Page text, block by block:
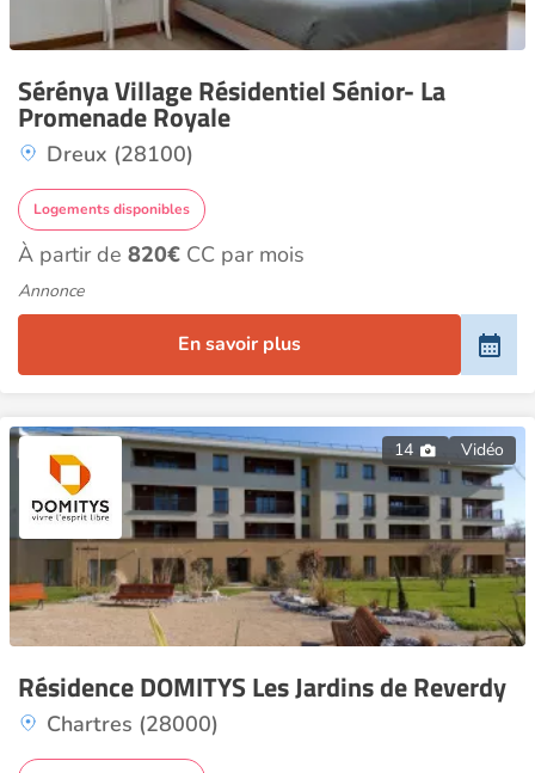
Sérénya Village Résidentiel Sénior- La
Promenade Royale
Dreux (28100)
Logements disponibles
À partir de 820€ CC par mois
Annonce
En savoir plus
14 Vidéo
Résidence DOMITYS Les Jardins de Reverdy
Chartres (28000)